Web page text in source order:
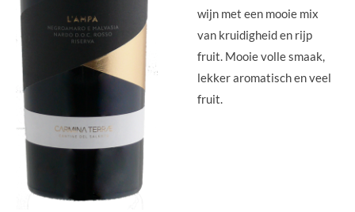
wijn met een mooie mix
van kruidigheid en rijp
fruit. Mooie volle smaak,
lekker aromatisch en veel
fruit.